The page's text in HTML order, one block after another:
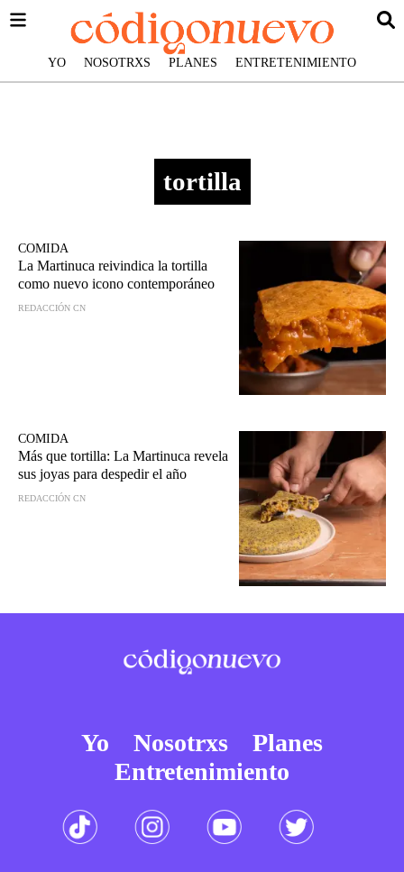
YO NOSOTRXS PLANES ENTRETENIMIENTO
tortilla
COMIDA
La Martinuca reivindica la tortilla
como nuevo icono contemporáneo
REDACCIÓN CN
COMIDA
Más que tortilla: La Martinuca revela
sus joyas para despedir el año
REDACCIÓN CN
Yo Nosotrxs
Planes
Entretenimiento